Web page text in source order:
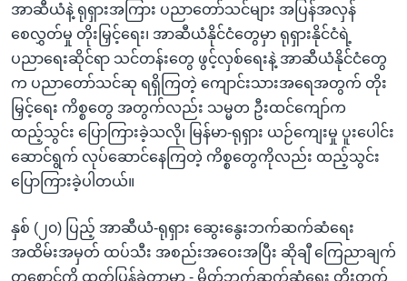
အာဆီယံနဲ့ ရုရှားအကြား ပညာတော်သင်များ အပြန်အလှန်
စေလွှတ်မှု တိုးမြှင့်ရေး၊ အာဆီယံနိုင်ငံတွေမှာ ရုရှားနိုင်ငံရဲ့
ပညာရေးဆိုင်ရာ သင်တန်းတွေ ဖွင့်လှစ်ရေးနဲ့ အာဆီယံနိုင်ငံတွေ
က ပညာတော်သင်ဆု ရရှိကြတဲ့ ကျောင်းသားအရေအတွက် တိုး
မြှင့်ရေး ကိစ္စတွေ အတွက်လည်း သမ္မတ ဦးထင်ကျော်က
ထည့်သွင်း ပြောကြားခဲ့သလို၊ မြန်မာ-ရုရှား ယဉ်ကျေးမှု ပူးပေါင်း
ဆောင်ရွက် လုပ်ဆောင်နေကြတဲ့ ကိစ္စတွေကိုလည်း ထည့်သွင်း
ပြောကြားခဲ့ပါတယ်။
နှစ် (၂၀) ပြည့် အာဆီယံ-ရုရှား ဆွေးနွေးဘက်ဆက်ဆံရေး
အထိမ်းအမှတ် ထပ်သီး အစည်းအဝေးအပြီး ဆိုချီ ကြေညာချက်
တစောင်ကို ထုတ်ပြန်ခဲ့တာမှာ - မိတ်ဘက်ဆက်ဆံရေး တိုးတက်